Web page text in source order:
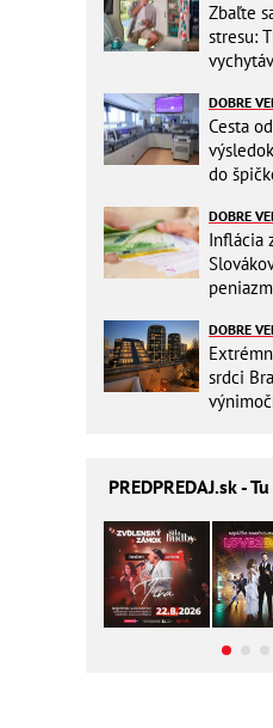
Zbaľte
stresu:
DOBRE
Cesta
do
DOBRE
Inflácia
DOBRE
srdci
PREDPREDAJ.sk -